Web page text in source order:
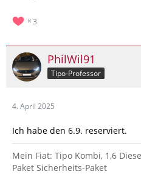
3
PhilWil91
Tipo-Professor
4. April 2025
Ich habe den 6.9. reserviert.
Mein Fiat: Tipo Kombi, 1,6
Paket Sicherheits-Paket